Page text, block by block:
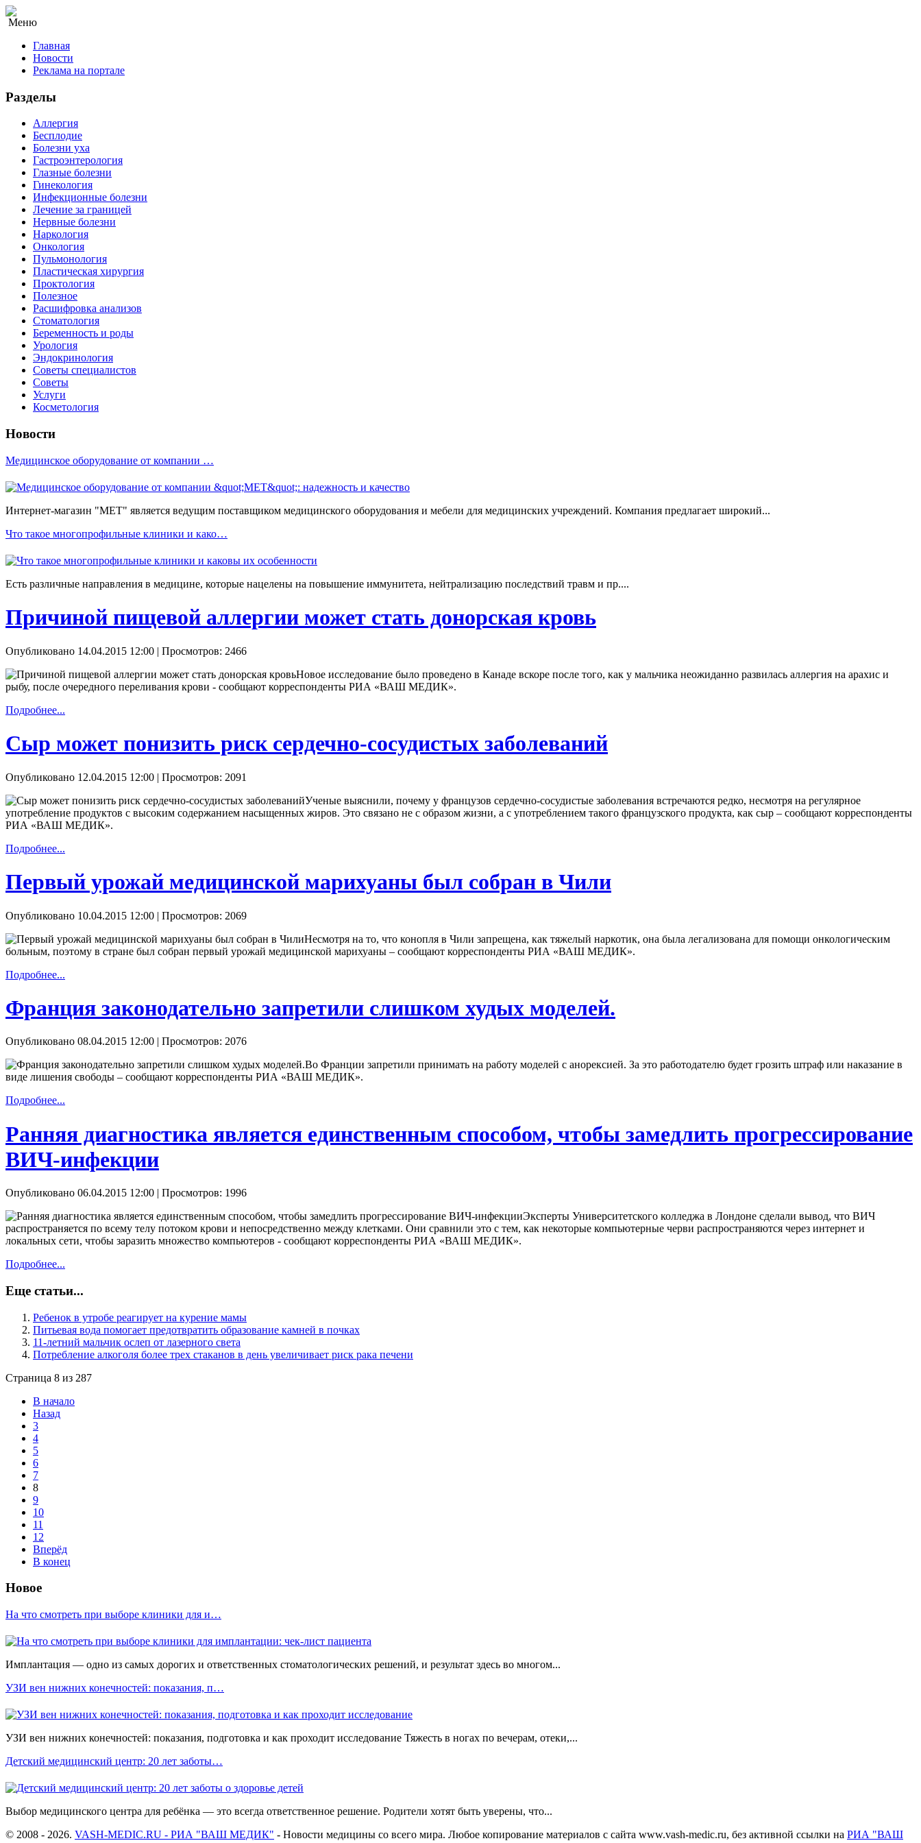
Меню
Главная
Новости
Реклама на портале
Разделы
Аллергия
Бесплодие
Болезни уха
Гастроэнтерология
Глазные болезни
Гинекология
Инфекционные болезни
Лечение за границей
Нервные болезни
Наркология
Онкология
Пульмонология
Пластическая хирургия
Проктология
Полезное
Расшифровка анализов
Стоматология
Беременность и роды
Урология
Эндокринология
Советы специалистов
Советы
Услуги
Косметология
Новости
Медицинское оборудование от компании …
Интернет-магазин "МЕТ" является ведущим поставщиком медицинского оборудования и мебели для медицинских учреждений. Компания предлагает широкий...
Что такое многопрофильные клиники и како…
Есть различные направления в медицине, которые нацелены на повышение иммунитета, нейтрализацию последствий травм и пр....
Причиной пищевой аллергии может стать донорская кровь
Опубликовано 14.04.2015 12:00 | Просмотров: 2466
Новое исследование было проведено в Канаде вскоре после того, как у мальчика неожиданно развилась аллергия на арахис и
рыбу, после очередного переливания крови - сообщают корреспонденты РИА «ВАШ МЕДИК».
Подробнее...
Сыр может понизить риск сердечно-сосудистых заболеваний
Опубликовано 12.04.2015 12:00 | Просмотров: 2091
Ученые выяснили, почему у французов сердечно-сосудистые заболевания встречаются редко, несмотря на регулярное
употребление продуктов с высоким содержанием насыщенных жиров. Это связано не с образом жизни, а с употреблением такого французского продукта, как сыр – сообщают корреспонденты
РИА «ВАШ МЕДИК».
Подробнее...
Первый урожай медицинской марихуаны был собран в Чили
Опубликовано 10.04.2015 12:00 | Просмотров: 2069
Несмотря на то, что конопля в Чили запрещена, как тяжелый наркотик, она была легализована для помощи онкологическим
больным, поэтому в стране был собран первый урожай медицинской марихуаны – сообщают корреспонденты РИА «ВАШ МЕДИК».
Подробнее...
Франция законодательно запретили слишком худых моделей.
Опубликовано 08.04.2015 12:00 | Просмотров: 2076
Во Франции запретили принимать на работу моделей с анорексией. За это работодателю будет грозить штраф или наказание в
виде лишения свободы – сообщают корреспонденты РИА «ВАШ МЕДИК».
Подробнее...
Ранняя диагностика является единственным способом, чтобы замедлить прогрессирование
ВИЧ-инфекции
Опубликовано 06.04.2015 12:00 | Просмотров: 1996
Эксперты Университетского колледжа в Лондоне сделали вывод, что ВИЧ
распространяется по всему телу потоком крови и непосредственно между клетками. Они сравнили это с тем, как некоторые компьютерные черви распространяются через интернет и
локальных сети, чтобы заразить множество компьютеров - сообщают корреспонденты РИА «ВАШ МЕДИК».
Подробнее...
Еще статьи...
Ребенок в утробе реагирует на курение мамы
Питьевая вода помогает предотвратить образование камней в почках
11-летний мальчик ослеп от лазерного света
Потребление алкоголя более трех стаканов в день увеличивает риск рака печени
Страница 8 из 287
В начало
Назад
3
4
5
6
7
8
9
10
11
12
Вперёд
В конец
Новое
На что смотреть при выборе клиники для и…
Имплантация — одно из самых дорогих и ответственных стоматологических решений, и результат здесь во многом...
УЗИ вен нижних конечностей: показания, п…
УЗИ вен нижних конечностей: показания, подготовка и как проходит исследование Тяжесть в ногах по вечерам, отеки,...
Детский медицинский центр: 20 лет заботы…
Выбор медицинского центра для ребёнка — это всегда ответственное решение. Родители хотят быть уверены, что...
© 2008 - 2026. VASH-MEDIC.RU - РИА "ВАШ МЕДИК" - Новости медицины со всего мира. Любое копирование материалов с сайта www.vash-medic.ru, без активной ссылки на РИА "ВАШ